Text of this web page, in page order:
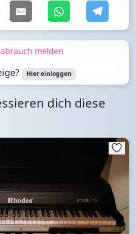
melden
Hier einloggen
dich diese